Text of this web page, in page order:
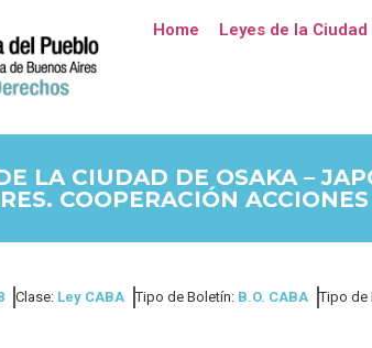
Home Leyes de la Ciudad
LA CIUDAD DE OSAKA –
COOPERACIÓN
Clase: Ley CABA Tipo de Boletín: B.O. CABA Tipo de